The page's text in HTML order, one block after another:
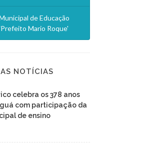
de Educação
Mario Roque'
NOTÍCIAS
celebra os 378 anos
com participação da
de ensino